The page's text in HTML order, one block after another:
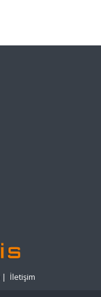
| İletişim